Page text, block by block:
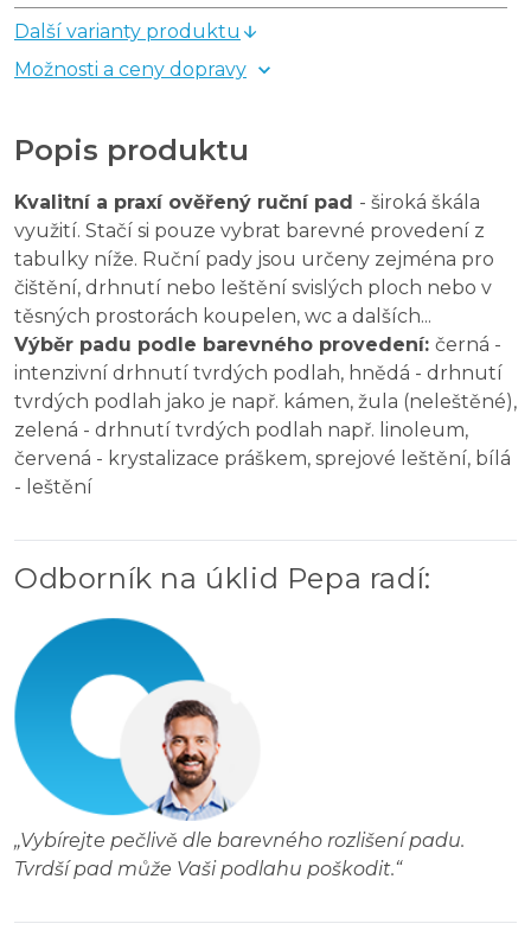
Další varianty produktu
Možnosti a ceny dopravy
Popis produktu
Kvalitní a praxí ověřený ruční pad - široká škála
využití. Stačí si pouze vybrat barevné provedení z
tabulky níže. Ruční pady jsou určeny zejména pro
čištění, drhnutí nebo leštění svislých ploch nebo v
těsných prostorách koupelen, wc a dalších...
Výběr padu podle barevného provedení: černá -
intenzivní drhnutí tvrdých podlah, hnědá - drhnutí
tvrdých podlah jako je např. kámen, žula (neleštěné),
zelená - drhnutí tvrdých podlah např. linoleum,
červená - krystalizace práškem, sprejové leštění, bílá
- leštění
Odborník na úklid Pepa radí:
„Vybírejte pečlivě dle barevného rozlišení padu.
Tvrdší pad může Vaši podlahu poškodit.“